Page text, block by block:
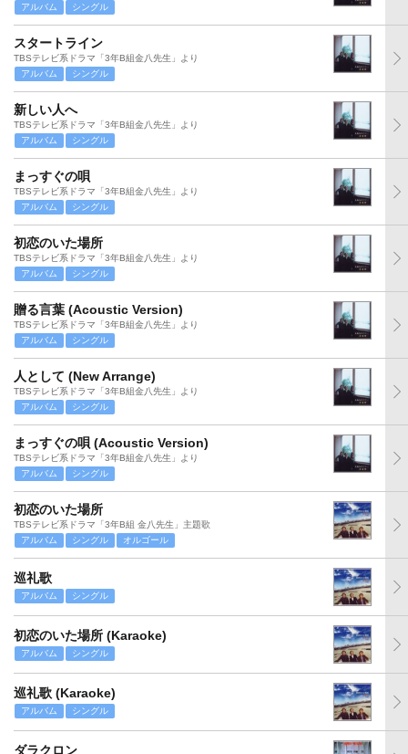
アルバム シングル
スタートライン
TBSテレビ系ドラマ「3年B組金八先生」より
アルバム
シングル
新しい人へ
TBSテレビ系ドラマ「3年B組金八先生」より
アルバム
シングル
まっすぐの唄
TBSテレビ系ドラマ「3年B組金八先生」より
アルバム
シングル
初恋のいた場所
TBSテレビ系ドラマ「3年B組金八先生」より
アルバム
シングル
贈る言葉 (Acoustic Version)
TBSテレビ系ドラマ「3年B組金八先生」より
アルバム
シングル
人として (New Arrange)
TBSテレビ系ドラマ「3年B組金八先生」より
アルバム
シングル
まっすぐの唄 (Acoustic Version)
TBSテレビ系ドラマ「3年B組金八先生」より
アルバム
シングル
初恋のいた場所
TBSテレビ系ドラマ「3年B組 金八先生」主題歌
アルバム
シングル オルゴール
巡礼歌
アルバム シングル
初恋のいた場所 (Karaoke)
アルバム シングル
巡礼歌 (Karaoke)
アルバム シングル
ダラクロン